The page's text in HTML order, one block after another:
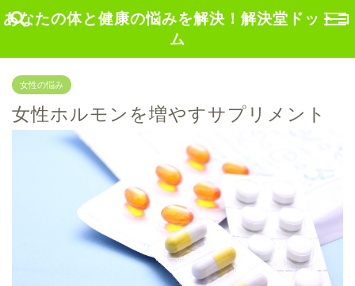
あなたの体と健康の悩みを解決！解決堂ドットコ
ム
女性の悩み
女性ホルモンを増やすサプリメント